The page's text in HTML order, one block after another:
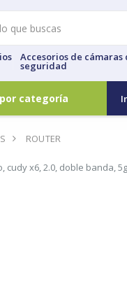
Accesorios de cámaras
seguridad
categoría
ROUTER